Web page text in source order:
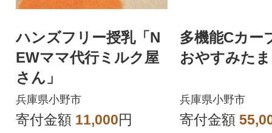
ハンズフリー授乳「N
EWママ代行ミルク屋
さん」
兵庫県小野市
寄付金額 11,000円
多機能Cカー
おやすみた
兵庫県小野市
寄付金額